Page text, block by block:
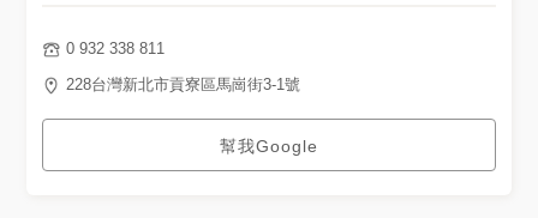
0 932 338 811
228台灣新北市貢寮區馬崗街3-1號
幫我Google